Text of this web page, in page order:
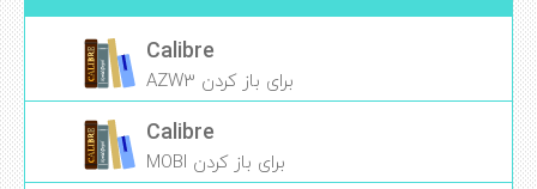
Calibre
برای باز کردن AZW3
Calibre
برای باز کردن MOBI